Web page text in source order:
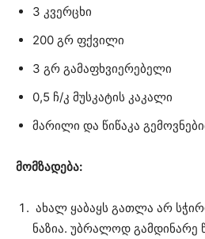
3 კვერცხი
200 გრ ფქვილი
3 გრ გამაფხვიერებელი
0,5 ჩ/კ მუსკატის კაკალი
მარილი და წიწაკა
მომზადება:
ახალ ყაბაყს გათლა არ
ნაზია. უბრალოდ გამდინარე